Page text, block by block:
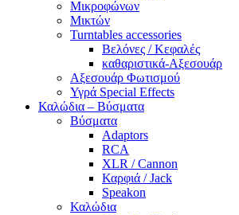
Μικροφώνων
Μικτών
Turntables accessories
Βελόνες / Κεφαλές
καθαριστικά-Αξεσουάρ
Αξεσουάρ Φωτισμού
Υγρά Special Effects
Καλώδια – Βύσματα
Βύσματα
Adaptors
RCA
XLR / Cannon
Καρφιά / Jack
Speakon
Καλώδια